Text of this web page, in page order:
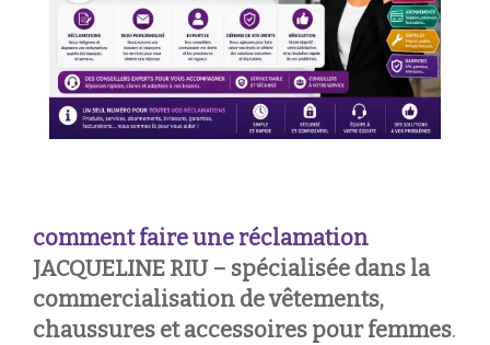
comment faire une réclamation
JACQUELINE RIU – spécialisée dans la
commercialisation de vêtements,
chaussures et accessoires pour femmes.